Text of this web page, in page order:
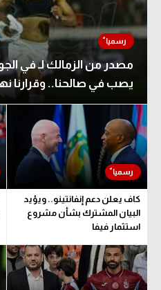
مصدر من الزمالك لـ في
يصب في صالحنا.. وقرارنا
كاف يعلن دعم إنفانتينو.. ويؤيد
البيان المشترك بشأن مشروع
استثمار فيفا